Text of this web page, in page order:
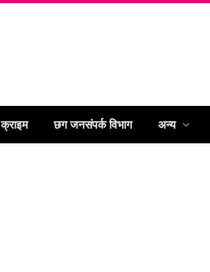
क्राइम छग जनसंपर्क विभाग अन्य